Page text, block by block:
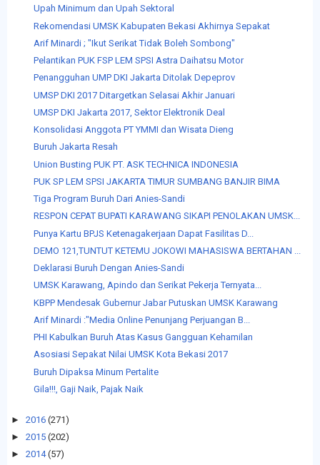
Upah Minimum dan Upah Sektoral
Rekomendasi UMSK Kabupaten Bekasi Akhirnya Sepakat
Arif Minardi ; "Ikut Serikat Tidak Boleh Sombong"
Pelantikan PUK FSP LEM SPSI Astra Daihatsu Motor
Penangguhan UMP DKI Jakarta Ditolak Depeprov
UMSP DKI 2017 Ditargetkan Selasai Akhir Januari
UMSP DKI Jakarta 2017, Sektor Elektronik Deal
Konsolidasi Anggota PT YMMI dan Wisata Dieng
Buruh Jakarta Resah
Union Busting PUK PT. ASK TECHNICA INDONESIA
PUK SP LEM SPSI JAKARTA TIMUR SUMBANG BANJIR BIMA
Tiga Program Buruh Dari Anies-Sandi
RESPON CEPAT BUPATI KARAWANG SIKAPI PENOLAKAN UMSK...
Punya Kartu BPJS Ketenagakerjaan Dapat Fasilitas D...
DEMO 121,TUNTUT KETEMU JOKOWI MAHASISWA BERTAHAN ...
Deklarasi Buruh Dengan Anies-Sandi
UMSK Karawang, Apindo dan Serikat Pekerja Ternyata...
KBPP Mendesak Gubernur Jabar Putuskan UMSK Karawang
Arif Minardi :"Media Online Penunjang Perjuangan B...
PHI Kabulkan Buruh Atas Kasus Gangguan Kehamilan
Asosiasi Sepakat Nilai UMSK Kota Bekasi 2017
Buruh Dipaksa Minum Pertalite
Gila!!!, Gaji Naik, Pajak Naik
► 2016 (271)
► 2015 (202)
► 2014 (57)